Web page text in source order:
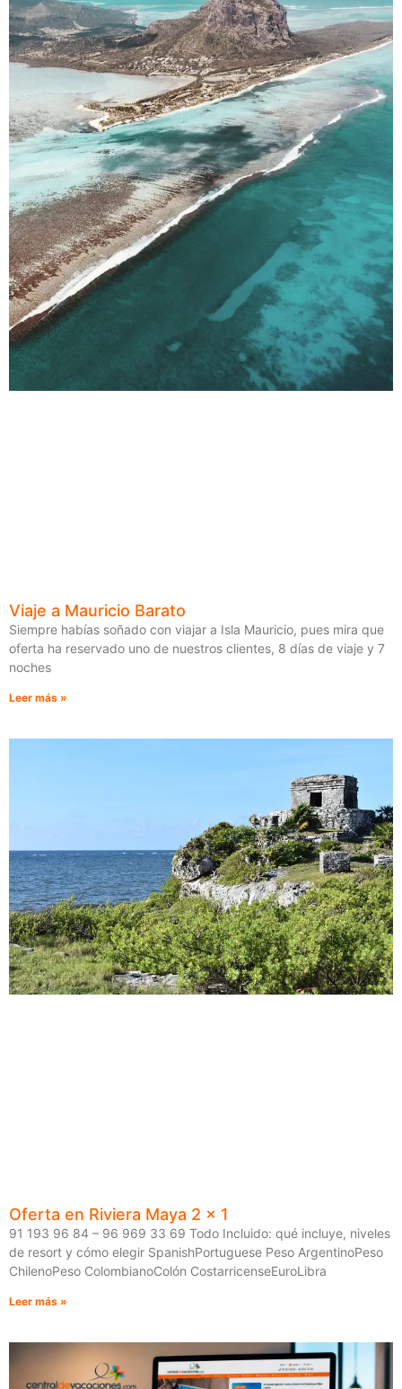
Viaje a Mauricio Barato
Siempre habías soñado con viajar a Isla Mauricio, pues mira que
oferta ha reservado uno de nuestros clientes, 8 días de viaje y 7
noches
Leer más »
Oferta en Riviera Maya 2 x 1
91 193 96 84 – 96 969 33 69 Todo Incluido: qué incluye, niveles
de resort y cómo elegir SpanishPortuguese Peso ArgentinoPeso
ChilenoPeso ColombianoColón CostarricenseEuroLibra
Leer más »